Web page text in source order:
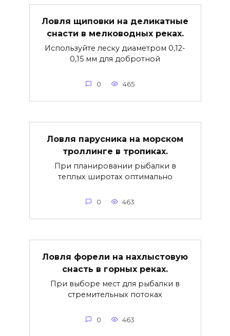
Ловля щиповки на деликатные
снасти в мелководных реках.
Используйте леску диаметром 0,12-
0,15 мм для добротной
0 465
Ловля парусника на морском
троллинге в тропиках.
При планировании рыбалки в
теплых широтах оптимально
0 463
Ловля форели на нахлыстовую
снасть в горных реках.
При выборе мест для рыбалки в
стремительных потоках
0 463